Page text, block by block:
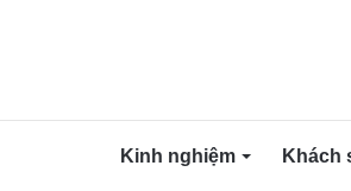
Kinh nghiệm Khách